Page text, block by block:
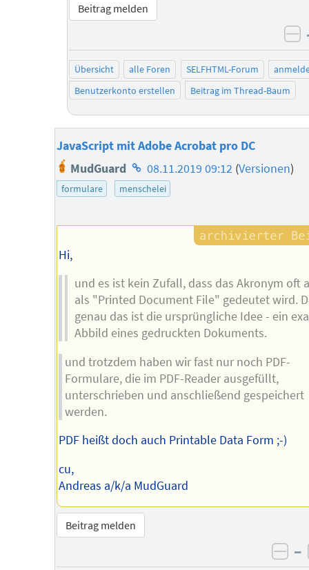
Beitrag melden
Übersicht alle Foren SELFHTML-Forum
Benutzerkonto erstellen
Beitrag im Thread-Baum
JavaScript mit Adobe Acrobat pro DC
MudGuard Homepage
des
08.11.2019 09:12 (Versionen)
formulare menschelei
Hi,
und es ist kein Zufall, dass das Akronym oft
als "Printed Document File" gedeutet wird.
genau das ist die ursprüngliche Idee - ein
Abbild eines gedruckten Dokuments.
und trotzdem haben wir fast nur noch PDF-
Formulare, die im PDF-Reader ausgefüllt,
unterschrieben und anschließend gespeichert
werden.
PDF heißt doch auch Printable Data Form ;-)
cu,
Andreas a/k/a MudGuard
Beitrag melden
–